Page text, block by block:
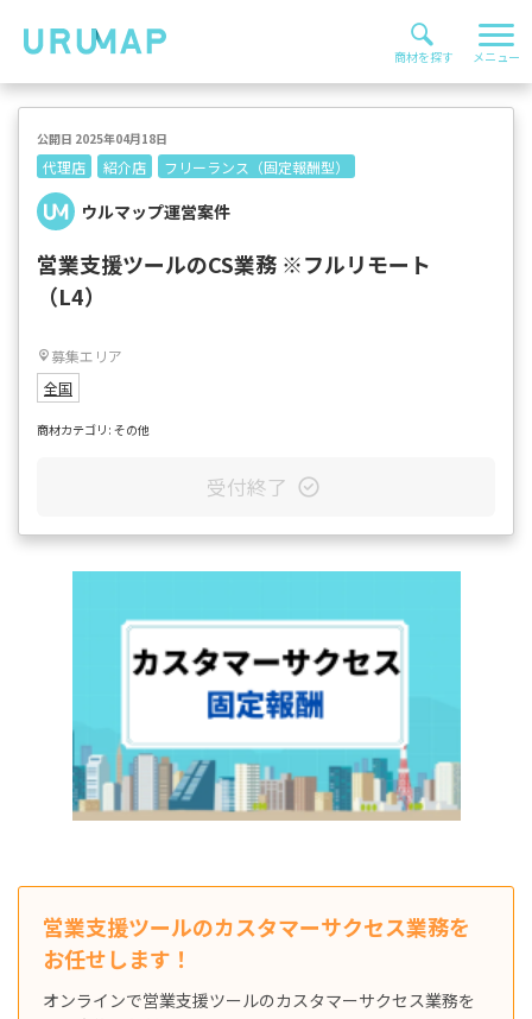
代理店 紹介店 フリーランス（固定報酬型）
ウルマップ運営案件
公開日 2025年04月18日
営業支援ツールのCS業務 ※フルリモート
（L4）
募集エリア
全国
商材カテゴリ: その他
受付終了
営業支援ツールのカスタマーサクセス業務を
お任せします！
オンラインで営業支援ツールのカスタマーサクセス業務を